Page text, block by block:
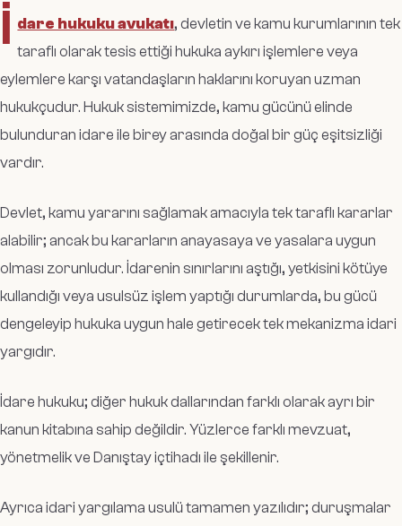
İ dare hukuku avukatı, devletin ve kamu kurumlarının tek
taraflı olarak tesis ettiği hukuka aykırı işlemlere veya
eylemlere karşı vatandaşların haklarını koruyan uzman
hukukçudur. Hukuk sistemimizde, kamu gücünü elinde
bulunduran idare ile birey arasında doğal bir güç eşitsizliği
vardır.
Devlet, kamu yararını sağlamak amacıyla tek taraflı kararlar
alabilir; ancak bu kararların anayasaya ve yasalara uygun
olması zorunludur. İdarenin sınırlarını aştığı, yetkisini kötüye
kullandığı veya usulsüz işlem yaptığı durumlarda, bu gücü
dengeleyip hukuka uygun hale getirecek tek mekanizma idari
yargıdır.
İdare hukuku; diğer hukuk dallarından farklı olarak ayrı bir
kanun kitabına sahip değildir. Yüzlerce farklı mevzuat,
yönetmelik ve Danıştay içtihadı ile şekillenir.
Ayrıca idari yargılama usulü tamamen yazılıdır; duruşmalar